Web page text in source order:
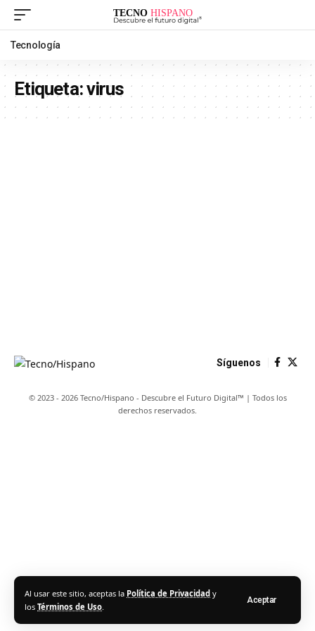
Al usar este sitio, aceptas la Política de Privacidad y
los Términos de Uso.
Aceptar
Tecnología
Etiqueta:virus
Síguenos
© 2023 - 2026 Tecno/Hispano - Descubre el Futuro Digital™ | Todos los
derechos reservados.